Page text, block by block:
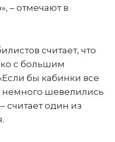
– отмечают в
считает, что
с большим
бы кабинки все
немного шевелились
считает один из